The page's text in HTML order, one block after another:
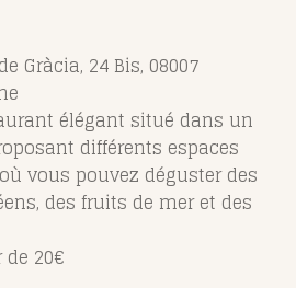
Gràcia, 24 Bis, 08007
élégant situé dans un
différents espaces
vous pouvez déguster des
des fruits de mer et des
20€